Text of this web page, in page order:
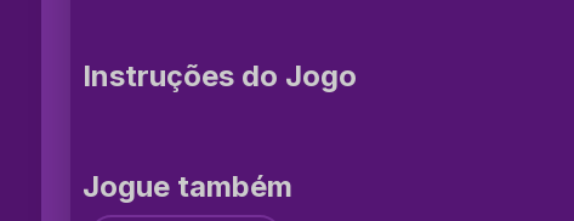
Instruções do Jogo
Jogue também